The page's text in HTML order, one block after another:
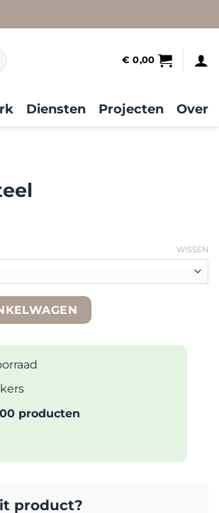
€ 0,00
Diensten Projecten Over
WISSEN
producten
product?